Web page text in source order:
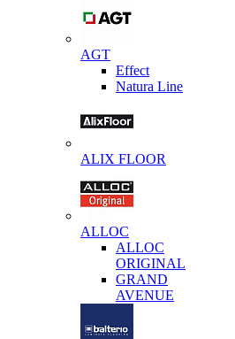
AGT
Effect
Natura Line
ALIX FLOOR
ALLOC
ALLOC
ORIGINAL
GRAND
AVENUE